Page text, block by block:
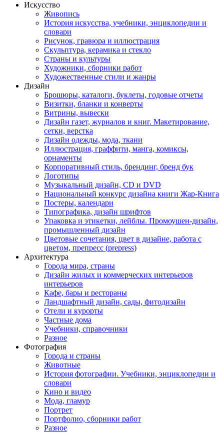
Искусство
Живопись
История искусства, учебники, энциклопедии и
словари
Рисунок, гравюра и иллюстрация
Скульптура, керамика и стекло
Страны и культуры
Художники, сборники работ
Художественные стили и жанры
Дизайн
Брошюры, каталоги, буклеты, годовые отчеты
Визитки, бланки и конверты
Витрины, вывески
Дизайн газет, журналов и книг. Макетирование,
сетки, верстка
Дизайн одежды, мода, ткани
Иллюстрация, граффити, манга, комиксы,
орнаменты
Корпоративный стиль, брендинг, бренд бук
Логотипы
Музыкальный дизайн, СD и DVD
Национальный конкурс дизайна книги Жар-Книга
Постеры, календари
Типографика, дизайн шрифтов
Упаковка и этикетки, лейблы. Промоушен-дизайн,
промышленный дизайн
Цветовые сочетания, цвет в дизайне, работа с
цветом, препресс (prepress)
Архитектура
Города мира, страны
Дизайн жилых и коммерческих интерьеров
интерьеров
Кафе, бары и рестораны
Ландшафтный дизайн, сады, фитодизайн
Отели и курорты
Частные дома
Учебники, справочники
Разное
Фотография
Города и страны
Животные
История фотографии. Учебники, энциклопедии и
словари
Кино и видео
Мода, гламур
Портрет
Портфолио, сборники работ
Разное